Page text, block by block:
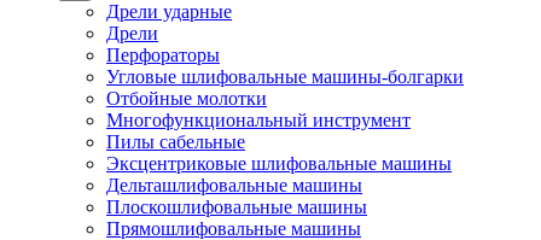
Дрели ударные
Дрели
Перфораторы
Угловые шлифовальные машины-болгарки
Отбойные молотки
Многофункциональный инструмент
Пилы сабельные
Эксцентриковые шлифовальные машины
Дельташлифовальные машины
Плоскошлифовальные машины
Прямошлифовальные машины